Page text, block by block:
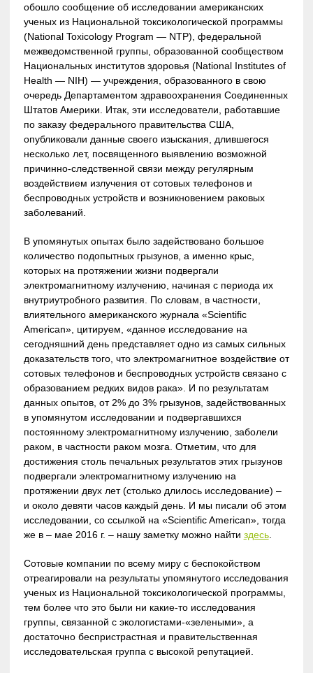
обошло сообщение об исследовании американских
ученых из Национальной токсикологической программы
(National Toxicology Program — NTP), федеральной
межведомственной группы, образованной сообществом
Национальных институтов здоровья (National Institutes of
Health — NIH) — учреждения, образованного в свою
очередь Департаментом здравоохранения Соединенных
Штатов Америки. Итак, эти исследователи, работавшие
по заказу федерального правительства США,
опубликовали данные своего изыскания, длившегося
несколько лет, посвященного выявлению возможной
причинно-следственной связи между регулярным
воздействием излучения от сотовых телефонов и
беспроводных устройств и возникновением раковых
заболеваний.
В упомянутых опытах было задействовано большое
количество подопытных грызунов, а именно крыс,
которых на протяжении жизни подвергали
электромагнитному излучению, начиная с периода их
внутриутробного развития. По словам, в частности,
влиятельного американского журнала «Scientific
American», цитируем, «данное исследование на
сегодняшний день представляет одно из самых сильных
доказательств того, что электромагнитное воздействие от
сотовых телефонов и беспроводных устройств связано с
образованием редких видов рака». И по результатам
данных опытов, от 2% до 3% грызунов, задействованных
в упомянутом исследовании и подвергавшихся
постоянному электромагнитному излучению, заболели
раком, в частности раком мозга. Отметим, что для
достижения столь печальных результатов этих грызунов
подвергали электромагнитному излучению на
протяжении двух лет (столько длилось исследование) –
и около девяти часов каждый день. И мы писали об этом
исследовании, со ссылкой на «Scientific American», тогда
же в – мае 2016 г. – нашу заметку можно найти здесь.
Сотовые компании по всему миру с беспокойством
отреагировали на результаты упомянутого исследования
ученых из Национальной токсикологической программы,
тем более что это были ни какие-то исследования
группы, связанной с экологистами-«зелеными», а
достаточно беспристрастная и правительственная
исследовательская группа с высокой репутацией.